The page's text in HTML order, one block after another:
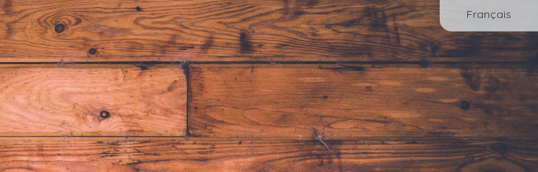
Français